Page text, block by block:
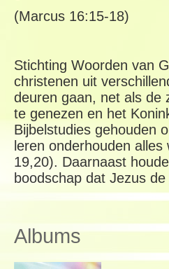
(Marcus 16:15-18)
Stichting Woorden van
christenen uit
deuren gaan, net als
te genezen en het
Bijbelstudies gehouden
leren onderhouden
19,20). Daarnaast
boodschap dat Jezus
Albums